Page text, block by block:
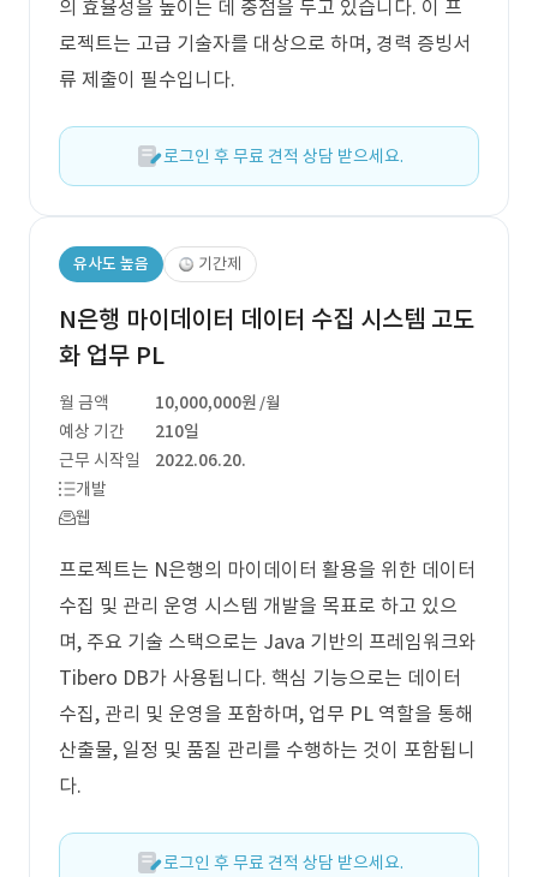
의 효율성을 높이는 데 중점을 두고 있습니다. 이 프
로젝트는 고급 기술자를 대상으로 하며, 경력 증빙서
류 제출이 필수입니다.
로그인 후 무료 견적 상담 받으세요.
유사도 높음 기간제
N은행 마이데이터 데이터 수집 시스템 고도
화 업무 PL
월 금액 10,000,000원 /월
예상 기간
210일
근무 시작일
2022.06.20.
개발
웹
프로젝트는 N은행의 마이데이터 활용을 위한 데이터
수집 및 관리 운영 시스템 개발을 목표로 하고 있으
며, 주요 기술 스택으로는 Java 기반의 프레임워크와
Tibero DB가 사용됩니다. 핵심 기능으로는 데이터
수집, 관리 및 운영을 포함하며, 업무 PL 역할을 통해
산출물, 일정 및 품질 관리를 수행하는 것이 포함됩니
다.
로그인 후 무료 견적 상담 받으세요.